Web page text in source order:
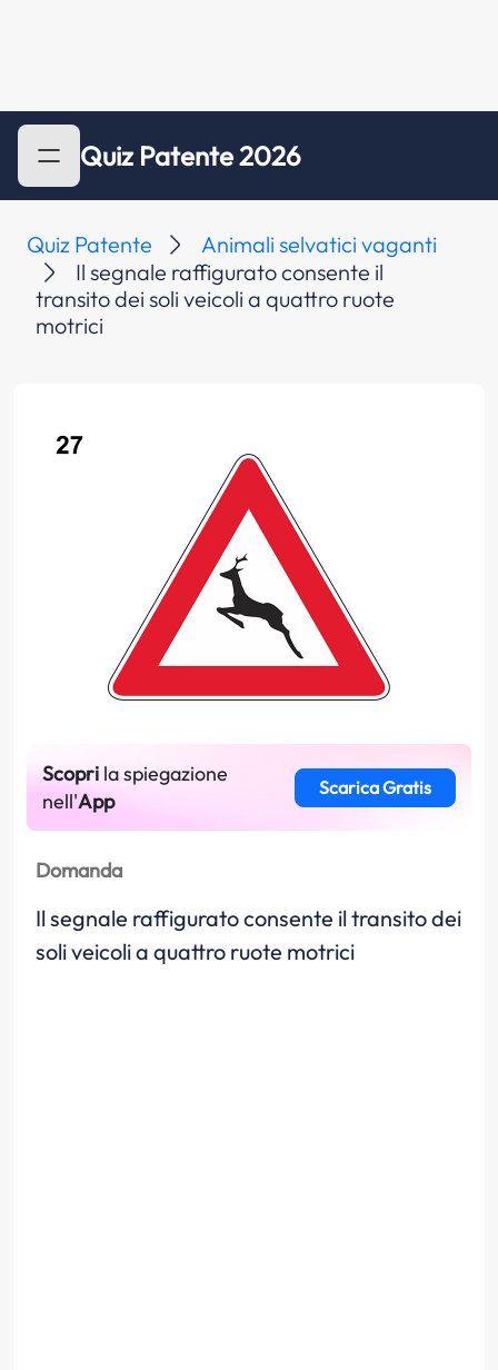
Quiz Patente 2026
Quiz Patente
Animali selvatici vaganti
Il segnale raffigurato consente il
transito dei soli veicoli a quattro ruote
motrici
Scopri la spiegazione
nell'App
Scarica Gratis
Domanda
Il segnale raffigurato consente il transito dei
soli veicoli a quattro ruote motrici